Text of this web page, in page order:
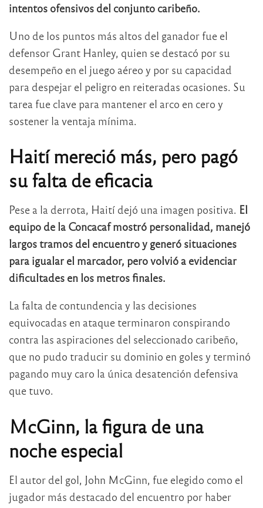
intentos ofensivos del conjunto caribeño.
Uno de los puntos más altos del ganador fue el
defensor Grant Hanley, quien se destacó por su
desempeño en el juego aéreo y por su capacidad
para despejar el peligro en reiteradas ocasiones. Su
tarea fue clave para mantener el arco en cero y
sostener la ventaja mínima.
Haití mereció más, pero pagó
su falta de eficacia
Pese a la derrota, Haití dejó una imagen positiva. El
equipo de la Concacaf mostró personalidad, manejó
largos tramos del encuentro y generó situaciones
para igualar el marcador, pero volvió a evidenciar
dificultades en los metros finales.
La falta de contundencia y las decisiones
equivocadas en ataque terminaron conspirando
contra las aspiraciones del seleccionado caribeño,
que no pudo traducir su dominio en goles y terminó
pagando muy caro la única desatención defensiva
que tuvo.
McGinn, la figura de una
noche especial
El autor del gol, John McGinn, fue elegido como el
jugador más destacado del encuentro por haber